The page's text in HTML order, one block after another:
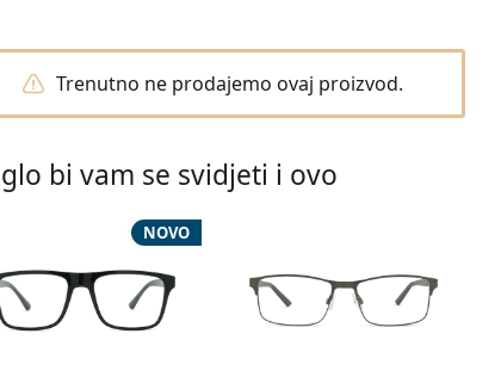
Trenutno ne prodajemo ovaj proizvod.
bi vam se svidjeti i ovo
NOVO